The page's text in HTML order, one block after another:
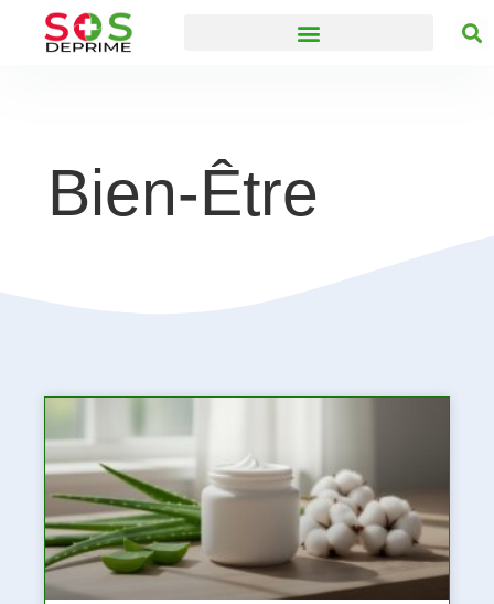
Bien-Être